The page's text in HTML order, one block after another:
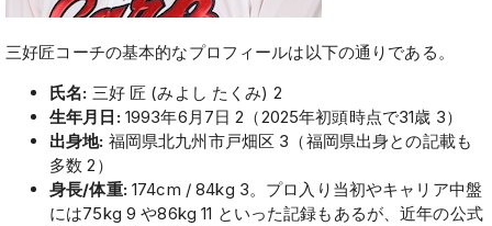
三好匠コーチの基本的なプロフィールは以下の通りである。
氏名: 三好 匠 (みよし たくみ) 2
生年月日:1993年6月7日 2（2025年初頭時点で31歳 3）
出身地: 福岡県北九州市戸畑区 3（福岡県出身との記載も
多数 2）
身長/体重:174cm / 84kg 3。プロ入り当初やキャリア中盤
には75kg 9 や86kg 11 といった記録もあるが、近年の公式